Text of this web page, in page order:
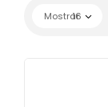
Mostrar
16